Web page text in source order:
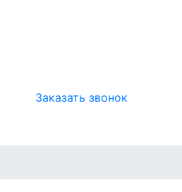
Заказать звонок